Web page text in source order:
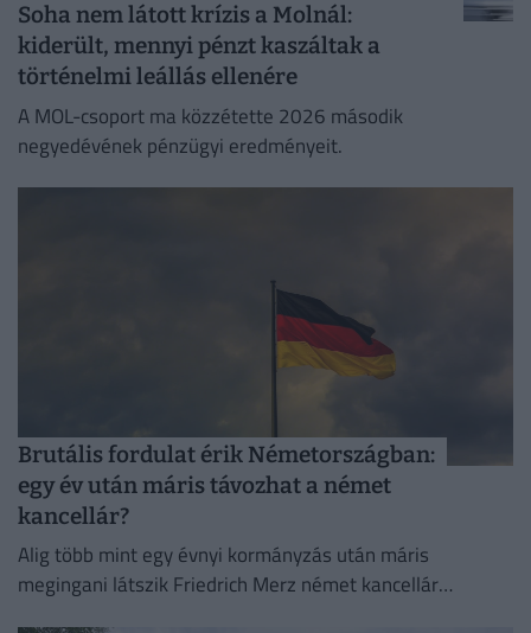
Soha nem látott krízis a Molnál:
kiderült, mennyi pénzt kaszáltak a
történelmi leállás ellenére
A MOL-csoport ma közzétette 2026 második
negyedévének pénzügyi eredményeit.
Brutális fordulat érik Németországban:
egy év után máris távozhat a német
kancellár?
Alig több mint egy évnyi kormányzás után máris
megingani látszik Friedrich Merz német kancellár